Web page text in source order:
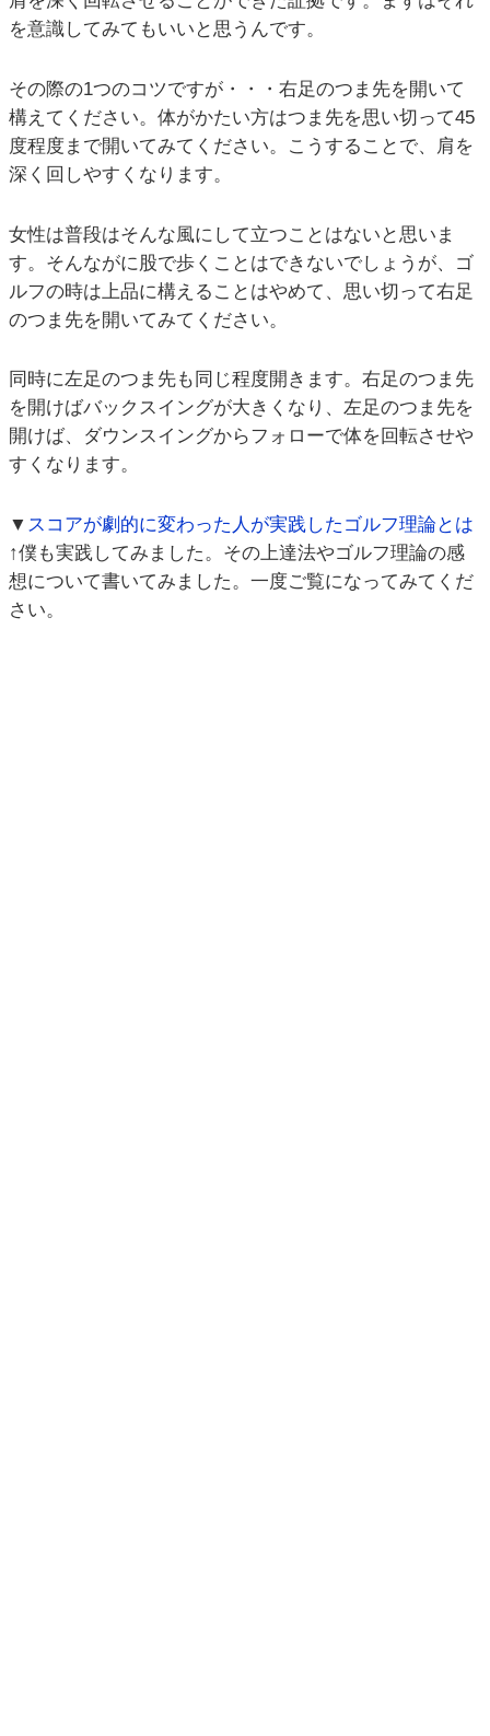
を意識してみてもいいと思うんです。
その際の1つのコツですが・・・右足のつま先を開いて
構えてください。体がかたい方はつま先を思い切って45
度程度まで開いてみてください。こうすることで、肩を
深く回しやすくなります。
女性は普段はそんな風にして立つことはないと思いま
す。そんながに股で歩くことはできないでしょうが、ゴ
ルフの時は上品に構えることはやめて、思い切って右足
のつま先を開いてみてください。
同時に左足のつま先も同じ程度開きます。右足のつま先
を開けばバックスイングが大きくなり、左足のつま先を
開けば、ダウンスイングからフォローで体を回転させや
すくなります。
▼ スコアが劇的に変わった人が実践したゴルフ理論とは
↑僕も実践してみました。その上達法やゴルフ理論の感
想について書いてみました。一度ご覧になってみてくだ
さい。